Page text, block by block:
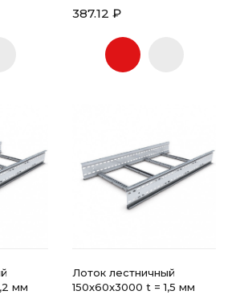
387.12 ₽
мм
Лоток лестничный
150х60x3000 t = 1,5 мм